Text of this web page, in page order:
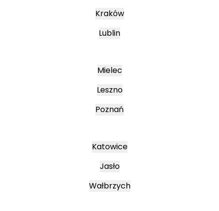
Kraków
Lublin
Mielec
Leszno
Poznań
Katowice
Jasło
Wałbrzych